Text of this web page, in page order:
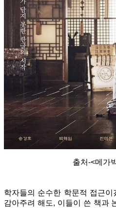
출처-<메가
학자들의 순수한 학문적 접근
감아주려 해도, 이들이 쓴 책과